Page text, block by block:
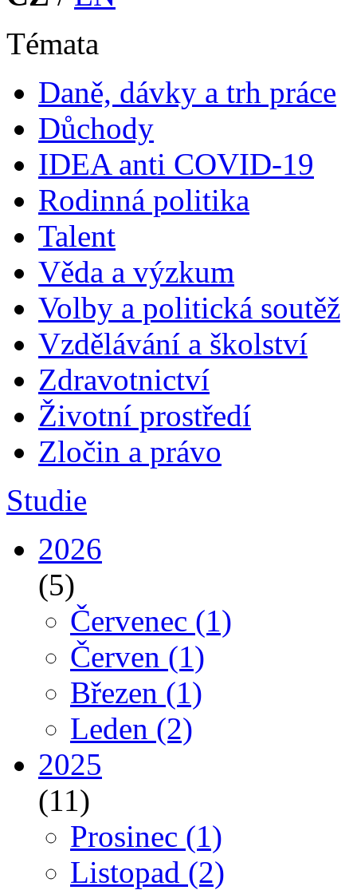
Témata
Daně, dávky a trh práce
Důchody
IDEA anti COVID-19
Rodinná politika
Talent
Věda a výzkum
Volby a politická soutěž
Vzdělávání a školství
Zdravotnictví
Životní prostředí
Zločin a právo
Studie
2026
(5)
Červenec (1)
Červen (1)
Březen (1)
Leden (2)
2025
(11)
Prosinec (1)
Listopad (2)